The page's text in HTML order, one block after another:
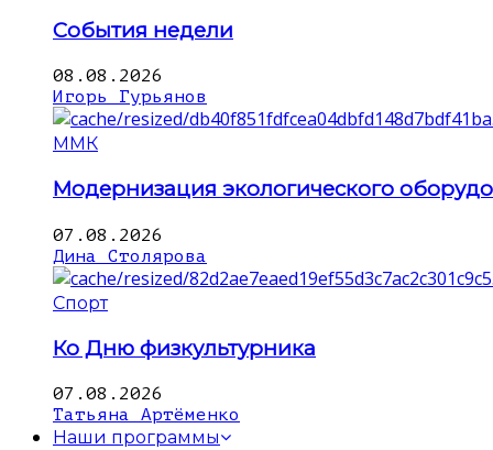
События недели
08.08.2026
Игорь Гурьянов
ММК
Модернизация экологического
07.08.2026
Дина Столярова
Спорт
Ко Дню физкультурника
07.08.2026
Татьяна Артёменко
Наши программы